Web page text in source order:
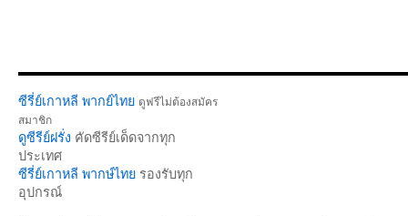
ซีรี่ย์เกาหลี พากย์ไทย ดูฟรีไม่ต้องสมัคร
สมาชิก
ดูซีรีย์ฝรั่ง คัดซีรีย์เด็ดจากทุก
ประเทศ
ซีรี่ย์เกาหลี พากษ์ไทย รองรับทุก
อุปกรณ์